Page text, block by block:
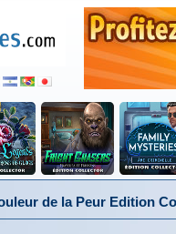
de la Peur Edition